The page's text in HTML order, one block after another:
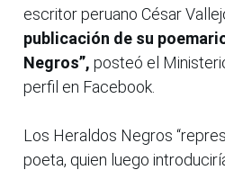
escritor peruano César
publicación de su
Negros”, posteó el
perfil en Facebook.
Los Heraldos Negros
poeta, quien luego